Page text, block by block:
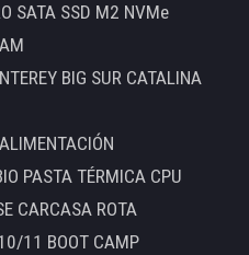
SATA SSD M2 NVMe
BIG SUR CATALINA
PASTA TÉRMICA CPU
CARCASA ROTA
11 BOOT CAMP